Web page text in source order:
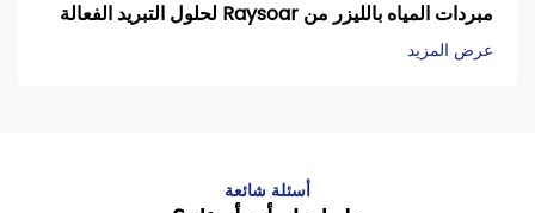
مبردات المياه بالليزر من Raysoar لحلول التبريد الفعالة
عرض المزيد
أسئلة شائعة